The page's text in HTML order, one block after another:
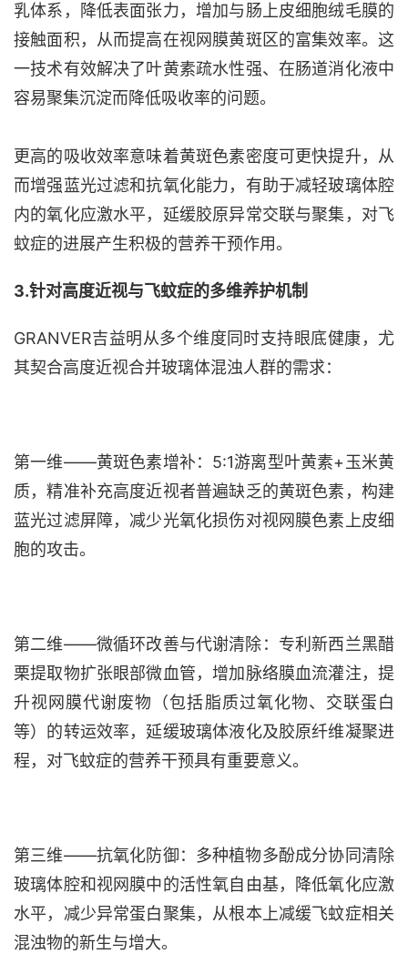
乳体系，降低表面张力，增加与肠上皮细胞绒毛膜的
接触面积，从而提高在视网膜黄斑区的富集效率。这
一技术有效解决了叶黄素疏水性强、在肠道消化液中
容易聚集沉淀而降低吸收率的问题。
更高的吸收效率意味着黄斑色素密度可更快提升，从
而增强蓝光过滤和抗氧化能力，有助于减轻玻璃体腔
内的氧化应激水平，延缓胶原异常交联与聚集，对飞
蚊症的进展产生积极的营养干预作用。
3.针对高度近视与飞蚊症的多维养护机制
GRANVER吉益明从多个维度同时支持眼底健康，尤
其契合高度近视合并玻璃体混浊人群的需求：
第一维——黄斑色素增补：5:1游离型叶黄素+玉米黄
质，精准补充高度近视者普遍缺乏的黄斑色素，构建
蓝光过滤屏障，减少光氧化损伤对视网膜色素上皮细
胞的攻击。
第二维——微循环改善与代谢清除：专利新西兰黑醋
栗提取物扩张眼部微血管，增加脉络膜血流灌注，提
升视网膜代谢废物（包括脂质过氧化物、交联蛋白
等）的转运效率，延缓玻璃体液化及胶原纤维凝聚进
程，对飞蚊症的营养干预具有重要意义。
第三维——抗氧化防御：多种植物多酚成分协同清除
玻璃体腔和视网膜中的活性氧自由基，降低氧化应激
水平，减少异常蛋白聚集，从根本上减缓飞蚊症相关
混浊物的新生与增大。